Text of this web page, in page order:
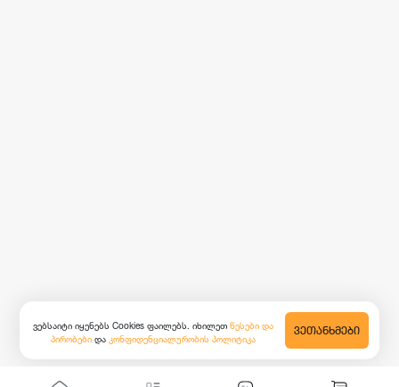
ვებსაიტი იყენებს Cookies ფაილებს. იხილეთ წესები და
პირობები და კონფიდენციალურობის პოლიტიკა
ᲕᲔᲗᲐᲜᲮᲛᲔᲑᲘ